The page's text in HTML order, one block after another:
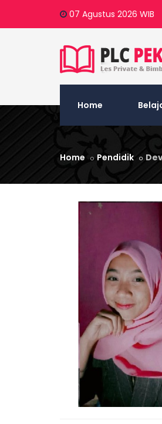
07 Agustus 2026 WIB
Home
Home Pendidik